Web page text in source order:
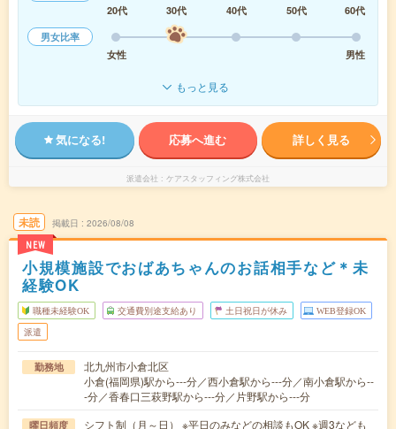
20代
30代 40代 50代
60代
男女比率
女性
男性
もっと見る
気になる! 応募へ進む 詳しく見る
派遣会社 ケアスタッフィング株式会社
未読
NEW
掲載日 2026/08/08
小規模施設でおばあちゃんのお話相手など＊未
経験OK
職種未経験OK 交通費別途支給あり 土日祝日が休み WEB登録OK
派遣
勤務地
北九州市小倉北区
小倉(福岡県)駅から---分／西小倉駅から---分／南小倉駅から--
-分／香春口三萩野駅から---分／片野駅から---分
曜日頻度 シフト制（月～日） ※平日のみなどの相談もOK ※週3なども